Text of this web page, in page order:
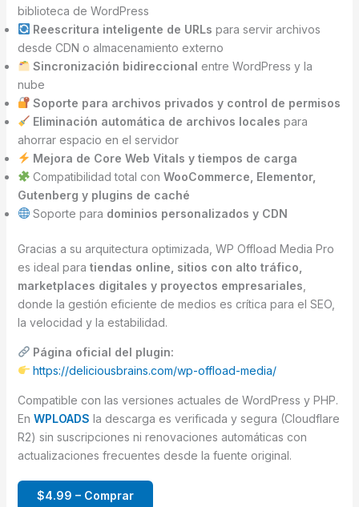
biblioteca de WordPress
Reescritura inteligente de URLs para servir archivos
desde CDN o almacenamiento externo
Sincronización bidireccional entre WordPress y la
nube
Soporte para archivos privados y control de permisos
Eliminación automática de archivos locales para
ahorrar espacio en el servidor
Mejora de Core Web Vitals y tiempos de carga
Compatibilidad total conWooCommerce, Elementor,
Gutenberg y plugins de caché
Soporte para dominios personalizados y CDN
Gracias a su arquitectura optimizada, WP Offload Media Pro
es ideal para tiendas online, sitios con alto tráfico,
marketplaces digitales y proyectos empresariales
donde la gestión eficiente de medios es crítica para el SEO,
la velocidad y la estabilidad.
Página oficial del plugin:
https://deliciousbrains.com/wp-offload-media/
Compatible con las versiones actuales de WordPress y PHP.
En WPLOADS la descarga es verificada y segura (Cloudflare
R2) sin suscripciones ni renovaciones automáticas con
actualizaciones frecuentes desde la fuente original.
$4.99 – Comprar